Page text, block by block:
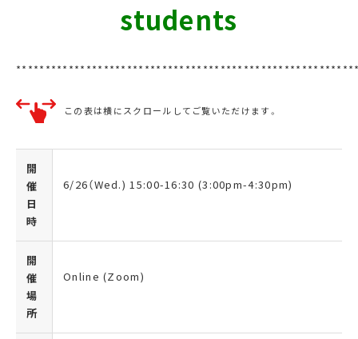
students
この表は横にスクロールしてご覧いただけます。
開
催
日
時
6/26（Wed.) 15:00-16:30 (3:00pm-4:30pm)
開
催
場
所
Online (Zoom)